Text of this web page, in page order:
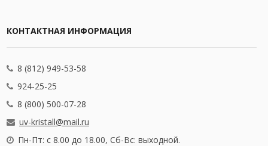
КОНТАКТНАЯ ИНФОРМАЦИЯ
8 (812) 949-53-58
924-25-25
8 (800) 500-07-28
uv-kristall@mail.ru
Пн-Пт: с 8.00 до 18.00, Сб-Вс: выходной.